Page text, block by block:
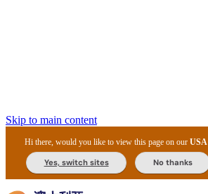
Skip to main content
Hi there, would you like to view this page on ourUSA
Yes, switch sites No thanks